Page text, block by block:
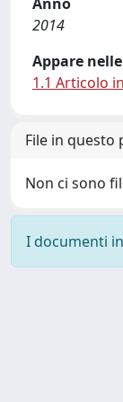
2014
Appare
1.1 Articolo
File in questo
Non ci sono
I documenti